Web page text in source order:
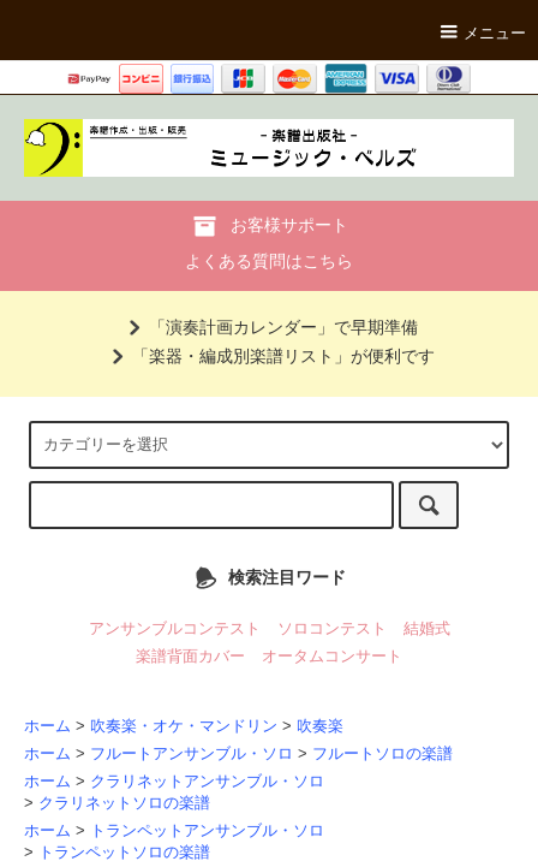
メニュー
お客様サポート
よくある質問はこちら
「演奏計画カレンダー」で早期準備
「楽器・編成別楽譜リスト」が便利です
検索注目ワード
アンサンブルコンテスト ソロコンテスト
結婚式
楽譜背面カバー
オータムコンサート
ホーム > 吹奏楽・オケ・マンドリン > 吹奏楽
ホーム > フルートアンサンブル・ソロ > フルートソロの楽譜
ホーム > クラリネットアンサンブル・ソロ
> クラリネットソロの楽譜
ホーム >
トランペットアンサンブル・ソロ
>
トランペットソロの楽譜